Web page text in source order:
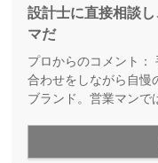
設計士に直接相談
マだ
プロからのコメント：
合わせをしながら自慢
ブランド。営業マンで
ー」が、家を建てた
た精鋭が確かな技術